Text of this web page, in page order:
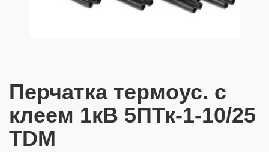
Перчатка термоус. с
клеем 1кВ 5ПТк-1-10/25
TDM